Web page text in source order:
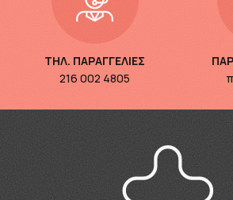
ΤΗΛ. ΠΑΡΑΓΓΕΛΙΕΣ
216 002 4805